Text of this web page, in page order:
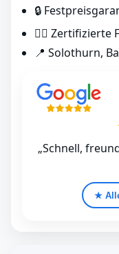
🔒
👷‍♂️ Zertifizierte
📍 Solothurn,
„Schnell,
★